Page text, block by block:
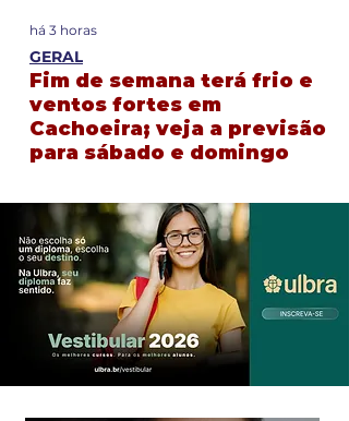
Fim de semana terá frio e
ventos fortes em
Cachoeira; veja a previsão
para sábado e domingo
GERAL
há 3 horas